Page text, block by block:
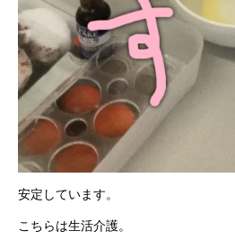
安定しています。
こちらは生活介護。